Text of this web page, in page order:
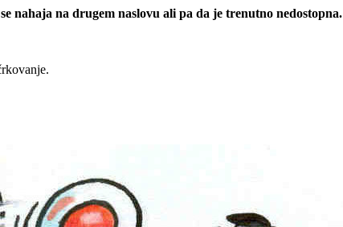
nahaja na drugem naslovu ali pa da je trenutno nedostopna.